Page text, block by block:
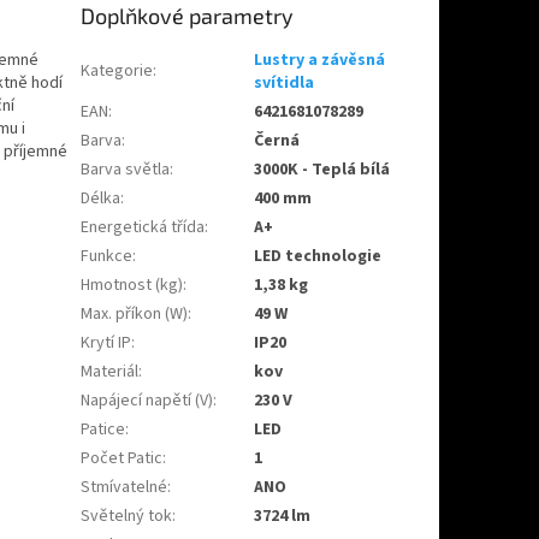
hodí
i
Doplňkové parametry
Kategorie:
Lustry a závěsná
svítidla
EAN:
6421681078289
Barva:
Černá
Barva světla:
3000K - Teplá bílá
Délka:
400 mm
Energetická třída:
A+
Funkce:
LED technologie
Hmotnost (kg):
1,38 kg
Max. příkon (W):
49 W
Krytí IP:
IP20
Materiál:
kov
Napájecí napětí (V):
230 V
Patice:
LED
Počet Patic:
1
Stmívatelné:
ANO
Světelný tok:
3724 lm